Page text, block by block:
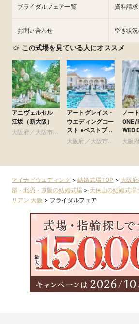
ブライダルフェア一覧 資料請求
お問い合わせ 空き状
この式場を見ている人にオススメ
アニヴェルセル
江坂（新大阪）
大阪府／大阪市北
アートグレイス・
ウエディングコー
スト ●ベストブラ
イダル グループ
大阪府／大阪市南
ノー
ONE/
大阪
マイナビウエディング>結婚式場TOP > 大阪
部・北摂・京阪の結婚式場 > 天保山の結婚式場
リアン 大阪 > ブライダルフェア